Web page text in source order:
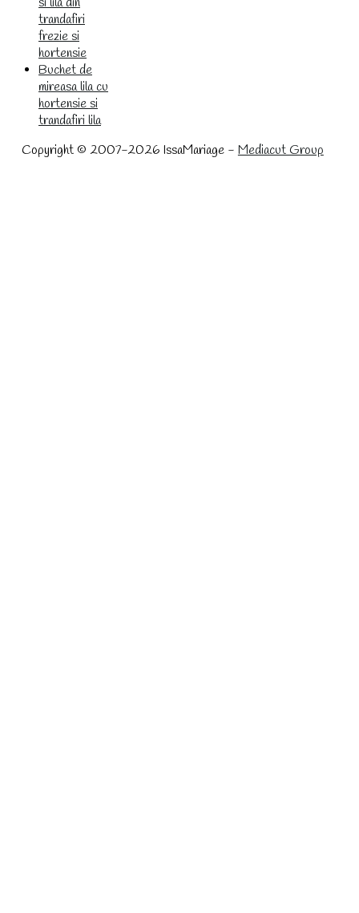
trandafiri
frezie si
hortensie
Buchet de
mireasa lila cu
hortensie si
trandafiri lila
Copyright © 2007-2026 IssaMariage - Mediacut Group